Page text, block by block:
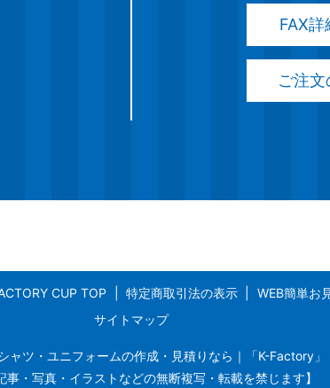
FAX
ご注
CUP TOP 特定商取引法の表示
WEB簡単お
サイトマップ
ツ・ユニフォームの作成・見積りなら｜「K-Factory
事・写真・イラストなどの無断複写・転載を禁じます】